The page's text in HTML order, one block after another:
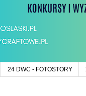
24 DWC - FOTOSTORY